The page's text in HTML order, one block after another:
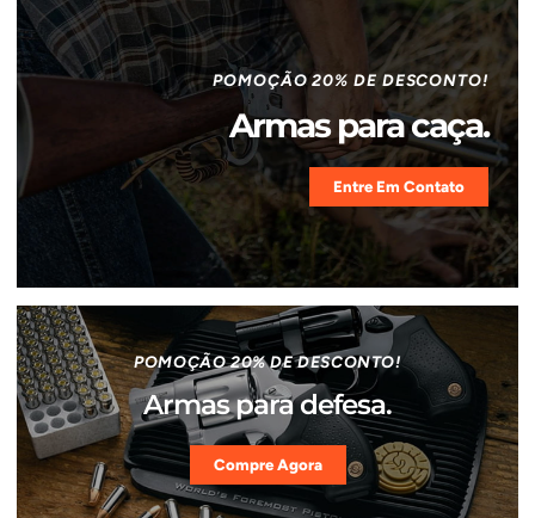
POMOÇÃO 20% DE DESCONTO!
Armas para caça.
Entre Em Contato
POMOÇÃO 20% DE DESCONTO!
Armas para defesa.
Compre Agora